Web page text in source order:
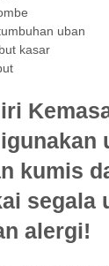
uban
kasar
kumis
segala
alergi!